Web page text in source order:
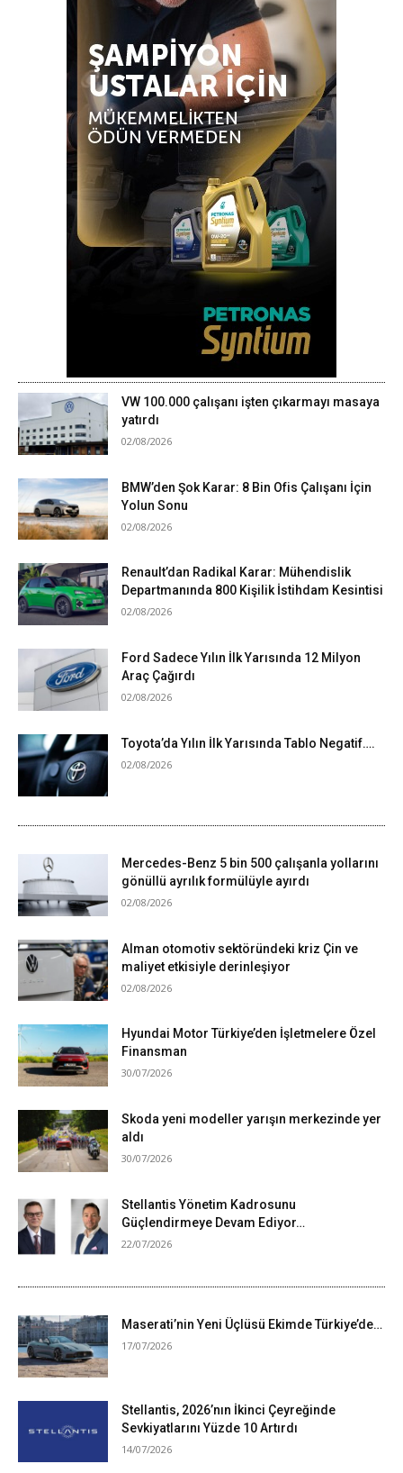
VW 100.000 çalışanı işten çıkarmayı masaya
yatırdı
02/08/2026
BMW’den Şok Karar: 8 Bin Ofis Çalışanı İçin
Yolun Sonu
02/08/2026
Renault’dan Radikal Karar: Mühendislik
Departmanında 800 Kişilik İstihdam Kesintisi
02/08/2026
Ford Sadece Yılın İlk Yarısında 12 Milyon
Araç Çağırdı
02/08/2026
Toyota’da Yılın İlk Yarısında Tablo Negatif….
02/08/2026
Mercedes-Benz 5 bin 500 çalışanla yollarını
gönüllü ayrılık formülüyle ayırdı
02/08/2026
Alman otomotiv sektöründeki kriz Çin ve
maliyet etkisiyle derinleşiyor
02/08/2026
Hyundai Motor Türkiye’den İşletmelere Özel
Finansman
30/07/2026
Skoda yeni modeller yarışın merkezinde yer
aldı
30/07/2026
Stellantis Yönetim Kadrosunu
Güçlendirmeye Devam Ediyor…
22/07/2026
Maserati’nin Yeni Üçlüsü Ekimde Türkiye’de…
17/07/2026
Stellantis, 2026’nın İkinci Çeyreğinde
Sevkiyatlarını Yüzde 10 Artırdı
14/07/2026